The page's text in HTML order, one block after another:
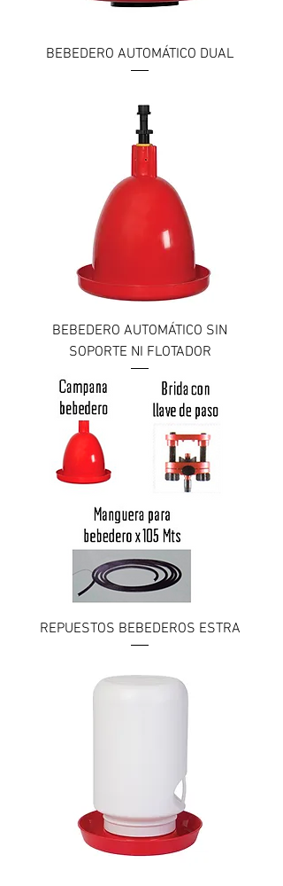
BEBEDERO AUTOMÁTICO DUAL
BEBEDERO AUTOMÁTICO SIN
SOPORTE NI FLOTADOR
REPUESTOS BEBEDEROS ESTRA